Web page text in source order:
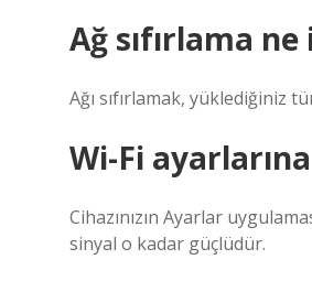
Ağ sıfırlama
Ağı sıfırlamak, yüklediğiniz
Wi-Fi
Cihazınızın Ayarlar
sinyal o kadar güçlüdür.